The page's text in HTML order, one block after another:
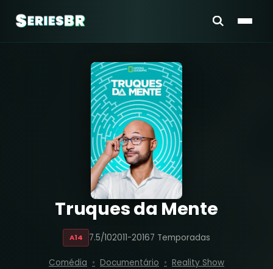
Truques da Mente
A14 7.5/102011-20167 Temporadas
Comédia Documentário Reality Show